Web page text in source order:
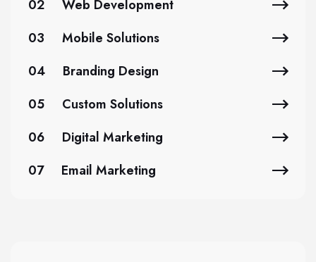
02
Web Development
03
Mobile Solutions
04
Branding Design
05
Custom Solutions
06
Digital Marketing
07
Email Marketing